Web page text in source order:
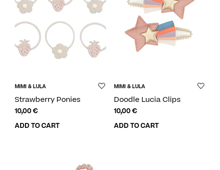
MIMI & LULA
Strawberry Ponies
10,00€
ADD TO CART
MIMI & LULA
Doodle Lucia Clips
10,00€
ADD TO CART